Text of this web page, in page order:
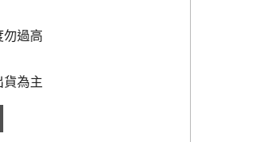
過高
為主